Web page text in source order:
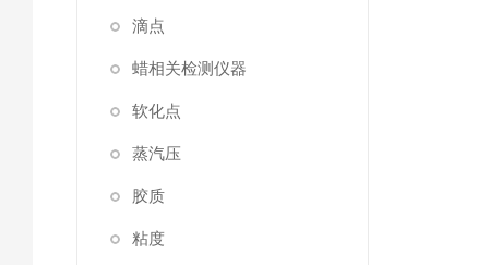
滴点
蜡相关检测仪器
软化点
蒸汽压
胶质
粘度